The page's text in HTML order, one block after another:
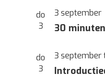
do
3
3 september
30
do
3
3 september